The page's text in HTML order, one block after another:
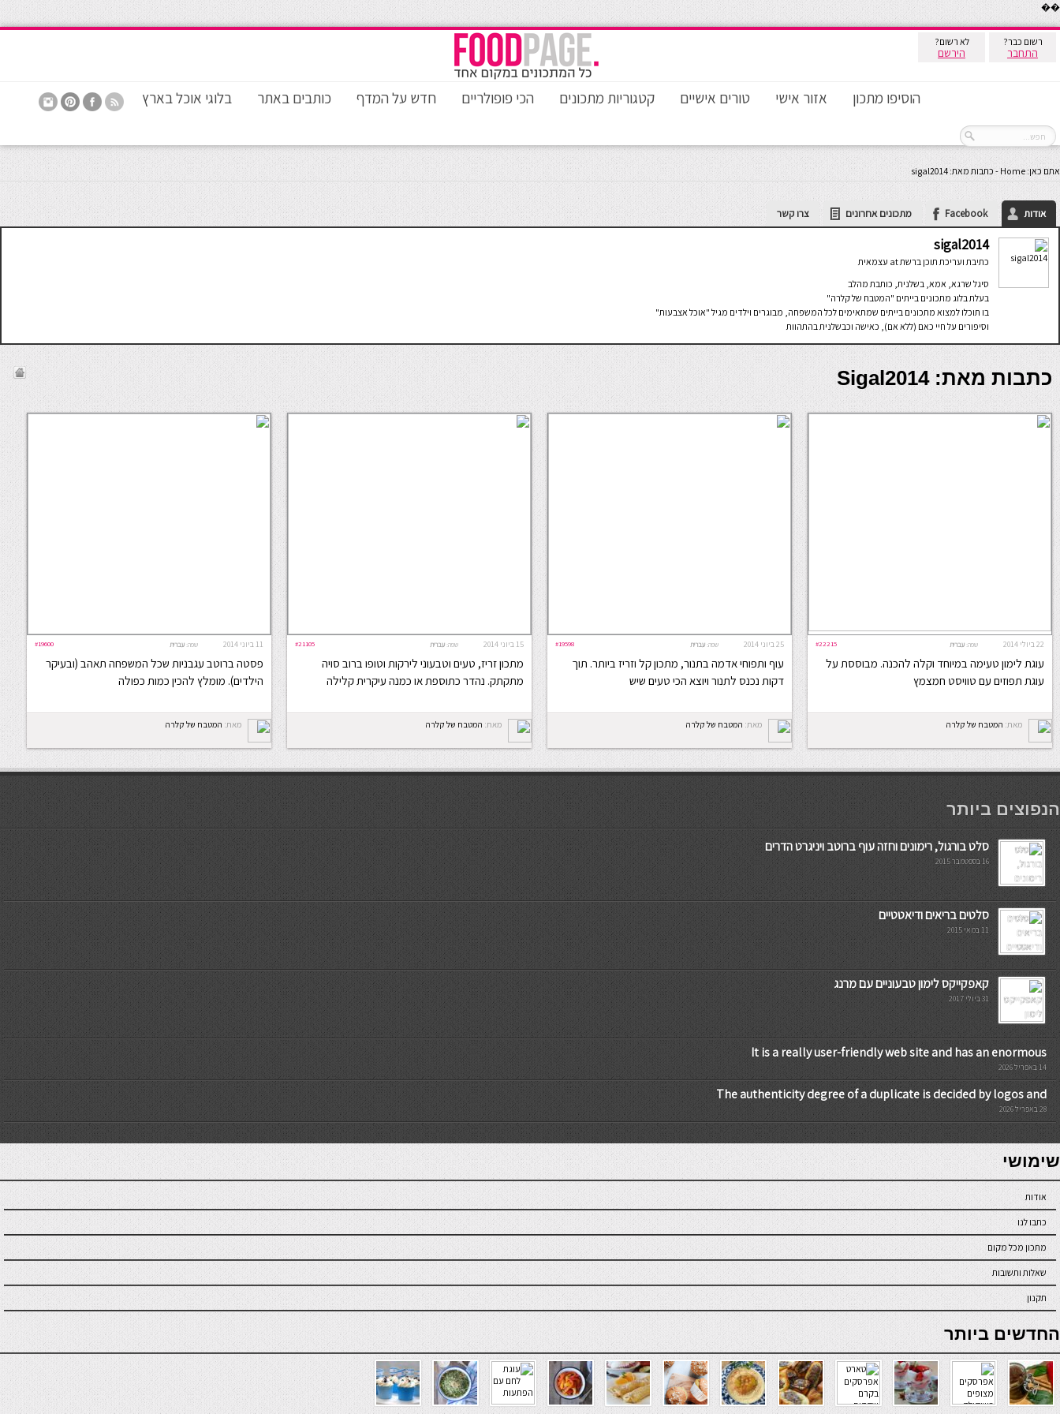
��
רשום כבר?
התחבר
לא רשום?
הירשם
הוסיפו מתכון אזור אישי טורים אישיים קטגוריות מתכונים הכי פופולריים חדש על המדף כותבים באתר בלוגי אוכל בארץ
אתם כאן: Home
-כתבות מאת: sigal2014
אודות Facebook מתכונים אחרונים צרו קשר
sigal2014
כתיבת ועריכת תוכן ברשת
עצמאית
סיגל שרגא, אמא, בשלנית, כותבת מהלב
בעלת בלוג מתכונים בייתים "המטבח של קלרה"
בו תוכלו למצוא מתכונים בייתים שמתאימים לכל המשפחה, מבוגרים וילדים מגיל "אוכל אצבעות"
וסיפורים על חיי כאם (ללא אם), כאישה וכבשלנית בהתהוות
כתבות מאת: Sigal2014
22 ביולי 2014 #22215 שפה: עברית
עוגת לימון טעימה במיוחד וקלה להכנה. מבוססת על
עוגת תפוזים עם טוויסט חמצמץ
מאת: המטבח של קלרה
25 ביוני 2014 #19598 שפה: עברית
עוף ותפוחי אדמה בתנור, מתכון קל וזריז ביותר. תוך
דקות נכנס לתנור ויוצא הכי טעים שיש
מאת: המטבח של קלרה
15 ביוני 2014 #21105 שפה: עברית
מתכון זריז, טעים וטבעוני לירקות וטופו ברוב סויה
מתקתק. נהדר כתוספת או כמנה עיקרית קלילה
מאת: המטבח של קלרה
11 ביוני 2014 #19600 שפה: עברית
פסטה ברוטב עגבניות שכל המשפחה תאהב (ובעיקר
הילדים). מומלץ להכין כמות כפולה
מאת: המטבח של קלרה
мостбет кг
הנפוצים ביותר
סלט בורגול, רימונים וחזה עוף ברוטב ויניגרט הדרים
16 בספטמבר 2015
סלטים בריאים ודיאטטיים
11 במאי 2015
קאפקייקס לימון טבעוניים עם מרנג
31 ביולי 2017
It is a really user-friendly web site and has an enormous
14 באפריל 2026
The authenticity degree of a duplicate is decided by logos and
28 באפריל 2026
7slots
seriöse online casinos österreich
שימושי
אודות
כתבו לנו
מתכון מכל מקום
שאלות ותשובות
תקנון
online casino
החדשים ביותר